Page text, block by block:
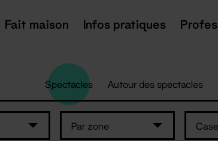
Fait maison Infos pratiques
Spectacles Autour des spectacles
Par zone